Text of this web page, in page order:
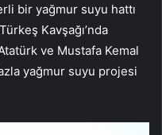
bir yağmur suyu hattı
Kavşağı’nda
ve Mustafa Kemal
yağmur suyu projesi